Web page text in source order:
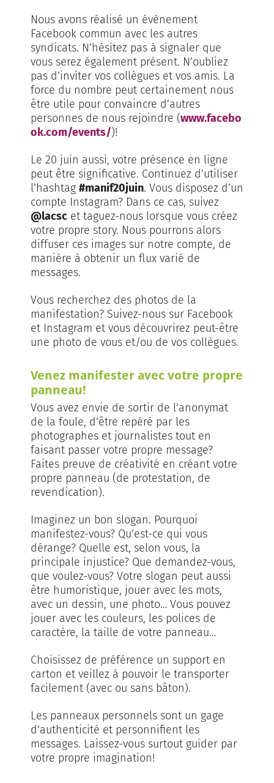
Nous avons réalisé un évènement
Facebook commun avec les autres
syndicats. N’hésitez pas à signaler que
vous serez également présent. N’oubliez
pas d’inviter vos collègues et vos amis. La
force du nombre peut certainement nous
être utile pour convaincre d’autres
personnes de nous rejoindre (www.facebo
ok.com/events/)!
Le 20 juin aussi, votre présence en ligne
peut être significative. Continuez d’utiliser
l’hashtag #manif20juin. Vous disposez d’un
compte Instagram? Dans ce cas, suivez
@lacsc et taguez-nous lorsque vous créez
votre propre story. Nous pourrons alors
diffuser ces images sur notre compte, de
manière à obtenir un flux varié de
messages.
Vous recherchez des photos de la
manifestation? Suivez-nous sur Facebook
et Instagram et vous découvrirez peut-être
une photo de vous et/ou de vos collègues.
Venez manifester avec votre propre
panneau!
Vous avez envie de sortir de l’anonymat
de la foule, d’être repéré par les
photographes et journalistes tout en
faisant passer votre propre message?
Faites preuve de créativité en créant votre
propre panneau (de protestation, de
revendication).
Imaginez un bon slogan. Pourquoi
manifestez-vous? Qu’est-ce qui vous
dérange? Quelle est, selon vous, la
principale injustice? Que demandez-vous,
que voulez-vous? Votre slogan peut aussi
être humoristique, jouer avec les mots,
avec un dessin, une photo… Vous pouvez
jouer avec les couleurs, les polices de
caractère, la taille de votre panneau…
Choisissez de préférence un support en
carton et veillez à pouvoir le transporter
facilement (avec ou sans bâton).
Les panneaux personnels sont un gage
d’authenticité et personnifient les
messages. Laissez-vous surtout guider par
votre propre imagination!